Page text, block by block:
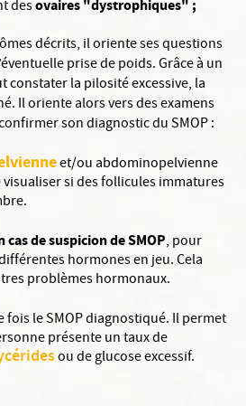
desovaires "dystrophiques" ;
décrits, il oriente ses questions
prise de poids. Grâce à un
constater la pilosité excessive, la
Il oriente alors vers des examens
son diagnostic du SMOP :
et/ou abdominopelvienne
si des follicules immatures
de suspicion de SMOP, pour
hormones en jeu. Cela
problèmes hormonaux.
fois le SMOP diagnostiqué. Il permet
présente un taux de
ou de glucose excessif.